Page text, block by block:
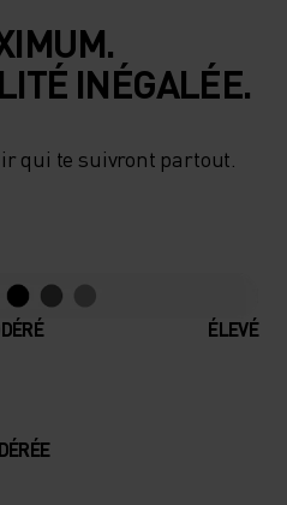
INÉGALÉE.
qui te suivront partout.
ÉLEVÉ